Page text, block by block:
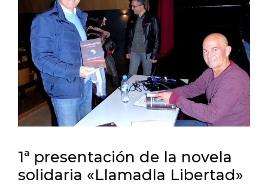
1ª presentación de la novela
solidaria «Llamadla Libertad»